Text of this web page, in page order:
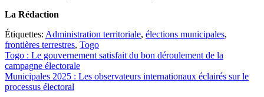
La Rédaction
Étiquettes: Administration territoriale, élections municipales,
frontières terrestres, Togo
Navigation
de
l’article
Togo : Le gouvernement satisfait du bon déroulement de la
campagne électorale
Municipales 2025 : Les observateurs internationaux éclairés sur le
processus électoral